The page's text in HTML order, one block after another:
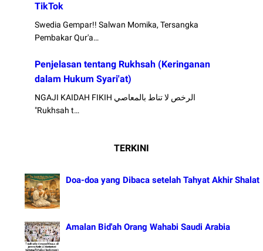
TikTok
Swedia Gempar!! Salwan Momika, Tersangka
Pembakar Qur'a…
Penjelasan tentang Rukhsah (Keringanan
dalam Hukum Syari'at)
NGAJI KAIDAH FIKIH الرخص لا تناط بالمعاصي
"Rukhsah t…
TERKINI
Doa-doa yang Dibaca setelah Tahyat Akhir Shalat
Amalan Bid'ah Orang Wahabi Saudi Arabia